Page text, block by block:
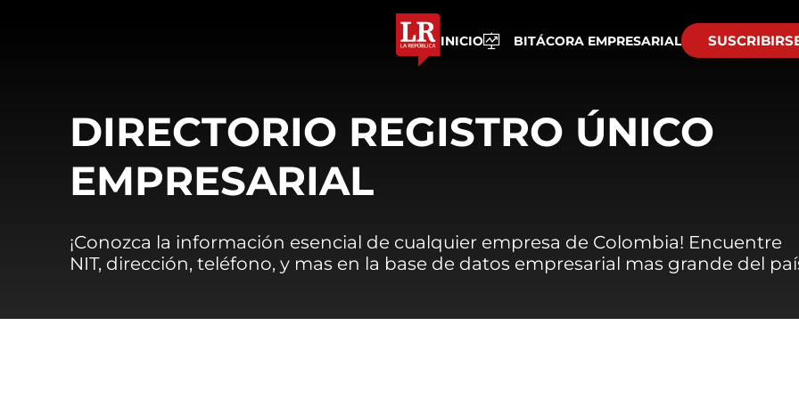
INICIO BITÁCORA EMPRESARIAL
DIRECTORIO REGISTRO ÚNICO
EMPRESARIAL
¡Conozca la información esencial de cualquier empresa de Colombia! Encuentre
NIT, dirección, teléfono, y mas en la base de datos empresarial mas grande del